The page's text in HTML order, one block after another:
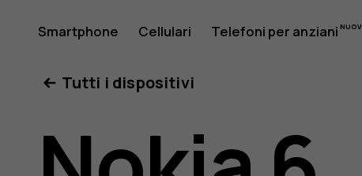
Manuale
d’uso
Smartphone Cellulari Telefoni per anziani
Tutti i dispositivi